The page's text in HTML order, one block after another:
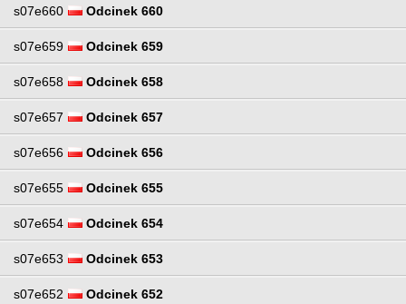
s07e660 Odcinek 660
s07e659 Odcinek 659
s07e658 Odcinek 658
s07e657 Odcinek 657
s07e656 Odcinek 656
s07e655 Odcinek 655
s07e654 Odcinek 654
s07e653 Odcinek 653
s07e652 Odcinek 652